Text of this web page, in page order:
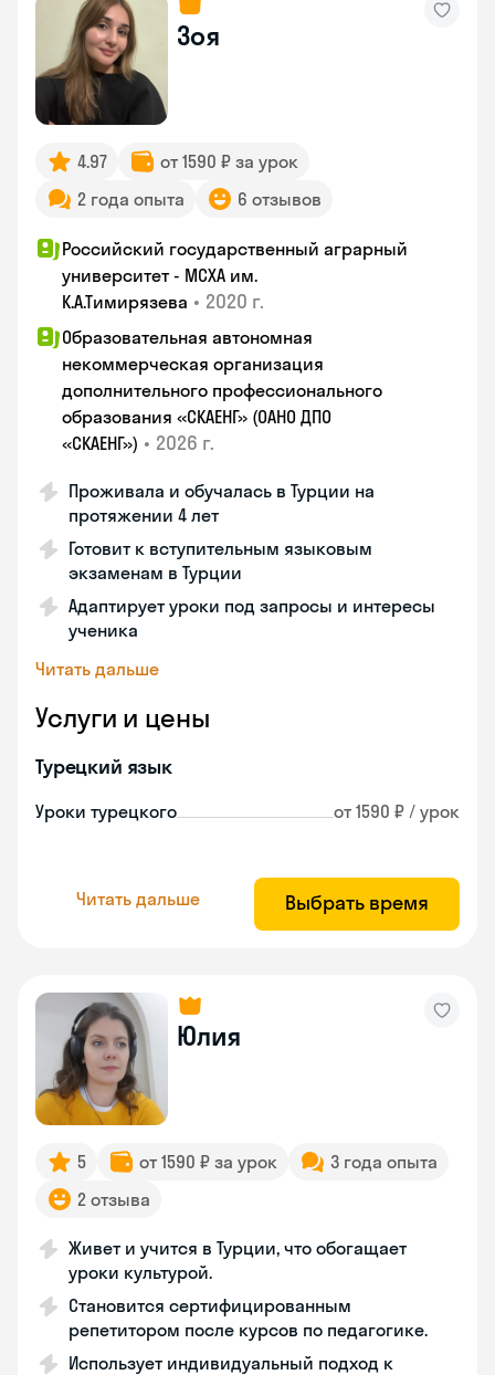
Зоя
4.97
от 1590 ₽ за урок
2 года опыта
6 отзывов
Российский государственный аграрный
университет - МСХА им.
К.А.Тимирязева • 2020 г.
Образовательная автономная
некоммерческая организация
дополнительного профессионального
образования «СКАЕНГ» (ОАНО ДПО
«СКАЕНГ») • 2026 г.
Проживала и обучалась в Турции на
протяжении 4 лет
Готовит к вступительным языковым
экзаменам в Турции
Адаптирует уроки под запросы и интересы
ученика
Читать дальше
Услуги и цены
Турецкий язык
Уроки турецкого от 1590 ₽ / урок
Читать дальше Выбрать время
Юлия
5 от 1590 ₽ за урок
3 года опыта
2 отзыва
Живет и учится в Турции, что обогащает
уроки культурой.
Становится сертифицированным
репетитором после курсов по педагогике.
Использует индивидуальный подход к